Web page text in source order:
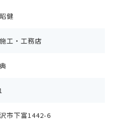
健
工・工務店
市下富1442-6